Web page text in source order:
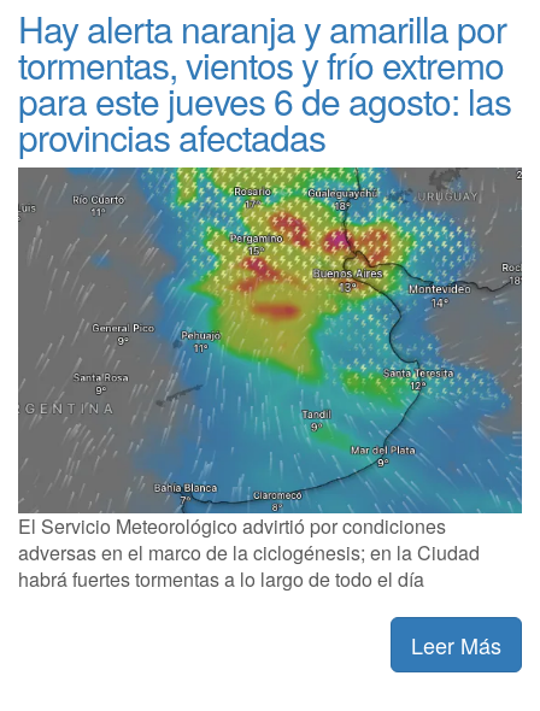
Hay alerta naranja y amarilla por
tormentas, vientos y frío extremo
para este jueves 6 de agosto: las
provincias afectadas
El Servicio Meteorológico advirtió por condiciones
adversas en el marco de la ciclogénesis; en la Ciudad
habrá fuertes tormentas a lo largo de todo el día
Leer Más